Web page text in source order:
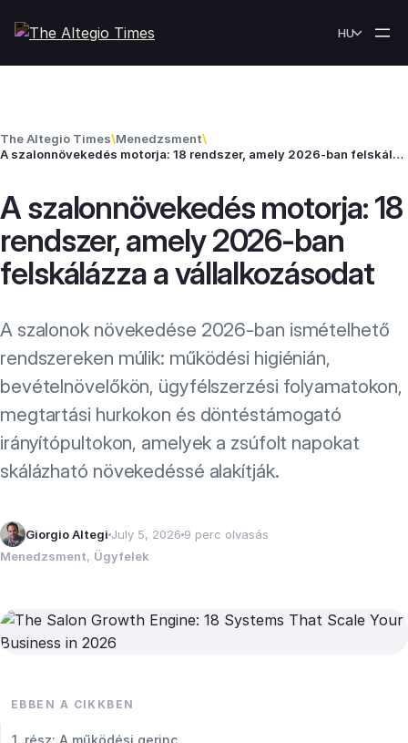
HU
The Altegio Times\Menedzsment\
A szalonnövekedés motorja: 18 rendszer, amely 2026-ban felskálázza a vállalkozásodat
A szalonnövekedés motorja: 18
rendszer, amely 2026-ban
felskálázza a vállalkozásodat
A szalonok növekedése 2026-ban ismételhető
rendszereken múlik: működési higiénián,
bevételnövelőkön, ügyfélszerzési folyamatokon,
megtartási hurkokon és döntéstámogató
irányítópultokon, amelyek a zsúfolt napokat
skálázható növekedéssé alakítják.
Giorgio Altegi July 5, 2026 9 perc olvasás
Menedzsment, Ügyfelek
EBBEN A CIKKBEN
1. rész: A működési gerinc